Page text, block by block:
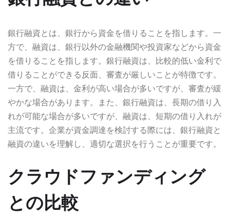
銀行融資とは、銀行から資金を借りることを指します。一
方で、融資は、銀行以外の金融機関や投資家などから資金
を借りることを指します。銀行融資は、比較的低い金利で
借りることができる反面、審査が厳しいことが特徴です。
一方で、融資は、金利が高い場合が多いですが、審査が緩
やかな場合があります。また、銀行融資は、長期の借り入
れが可能な場合が多いですが、融資は、短期の借り入れが
主流です。企業が資金調達を検討する際には、銀行融資と
融資の違いを理解し、適切な選択を行うことが重要です。
クラウドファンディング
との比較